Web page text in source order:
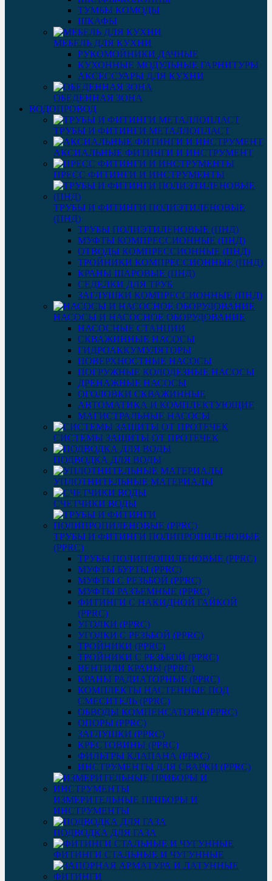
ТУМБЫ КОМОДЫ
ШКАФЫ
МЕБЕЛЬ ДЛЯ КУХНИ
РУКОМОЙНИКИ ДАЧНЫЕ
КУХОННЫЕ МОДУЛЬНЫЕ ГАРНИТУРЫ
АКСЕССУАРЫ ДЛЯ КУХНИ
ОБЕДЕННАЯ ЗОНА
ВОДОПРОВОД
ТРУБЫ И ФИТИНГИ МЕТАЛЛОПЛАСТ
АКСИАЛЬНЫЕ ФИТИНГИ И ИНСТРУМЕНТ
ПРЕСС ФИТИНГИ И ИНСТРУМЕНТЫ
ТРУБЫ И ФИТИНГИ ПОЛИЭТИЛЕНОВЫЕ
(ПНД)
ТРУБЫ ПОЛИЭТИЛЕНОВЫЕ (ПНД)
МУФТЫ КОМПРЕССИОННЫЕ (ПНД)
ОТВОДЫ КОМПРЕССИОННЫЕ (ПНД)
ТРОЙНИКИ КОМПРЕССИОННЫЕ (ПНД)
КРАНЫ ШАРОВЫЕ (ПНД)
СЕДЕЛКИ ДЛЯ ТРУБ
ЗАГЛУШКИ КОМПРЕССИОННЫЕ (ПНД)
НАСОСЫ И НАСОСНОЕ ОБОРУДОВАНИЕ
НАСОСНЫЕ СТАНЦИИ
СКВАЖИННЫЕ НАСОСЫ
ГИДРОАККУМУЛЯТОРЫ
ПОВЕРХНОСТНЫЕ НАСОСЫ
ПОГРУЖНЫЕ КОЛОДЕЗНЫЕ НАСОСЫ
ДРЕНАЖНЫЕ НАСОСЫ
ОГОЛОВКИ СКВАЖИННЫЕ
АВТОМАТИКА И КОМПЛЕКТУЮЩИЕ
МАГИСТРАЛЬНЫЕ НАСОСЫ
СИСТЕМЫ ЗАЩИТЫ ОТ ПРОТЕЧЕК
ПОДВОДКА ДЛЯ ВОДЫ
УПЛОТНИТЕЛЬНЫЕ МАТЕРИАЛЫ
СЧЕТЧИКИ ВОДЫ
ТРУБЫ И ФИТИНГИ ПОЛИПРОПИЛЕНОВЫЕ
(PPRC)
ТРУБЫ ПОЛИПРОПИЛЕНОВЫЕ (PPRC)
МУФТЫ БУРТЫ (PPRC)
МУФТЫ C РЕЗЬБОЙ (PPRC)
МУФТЫ РАЗЪЕМНЫЕ (PPRC)
ФИТИНГИ С НАКИДНОЙ ГАЙКОЙ
(PPRC)
УГОЛКИ (PPRC)
УГОЛКИ С РЕЗЬБОЙ (PPRC)
ТРОЙНИКИ (PPRC)
ТРОЙНИКИ С РЕЗЬБОЙ (PPRC)
ВЕНТИЛИ КРАНЫ (PPRC)
КРАНЫ РАДИАТОРНЫЕ (PPRC)
КОМПЛЕКТЫ НАСТЕННЫЕ ПОД
СМЕСИТЕЛЬ (PPRC)
ОБВОДЫ КОМПЕНСАТОРЫ (PPRC)
ОПОРЫ (PPRC)
ЗАГЛУШКИ (PPRC)
КРЕСТОВИНЫ (PPRC)
ФИЛЬТРЫ КЛАПАНА (PPRC)
ИНСТРУМЕНТЫ ДЛЯ СВАРКИ (PPRC)
ИЗМЕРИТЕЛЬНЫЕ ПРИБОРЫ И
ИНСТРУМЕНТЫ
ПОДВОДКА ДЛЯ ГАЗА
ФИТИНГИ СТАЛЬНЫЕ И ЧУГУННЫЕ